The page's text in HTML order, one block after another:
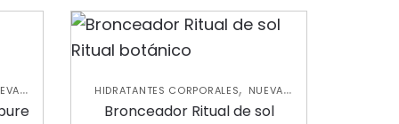
HIDRATANTES CORPORALES, NUEVA
COLECCIÓN,PROTECTOR SOLAR
Bronceador Ritual de sol